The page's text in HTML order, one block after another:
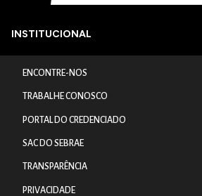
INSTITUCIONAL
ENCONTRE-NOS
TRABALHE CONOSCO
PORTAL DO CREDENCIADO
SAC DO SEBRAE
TRANSPARÊNCIA
PRIVACIDADE